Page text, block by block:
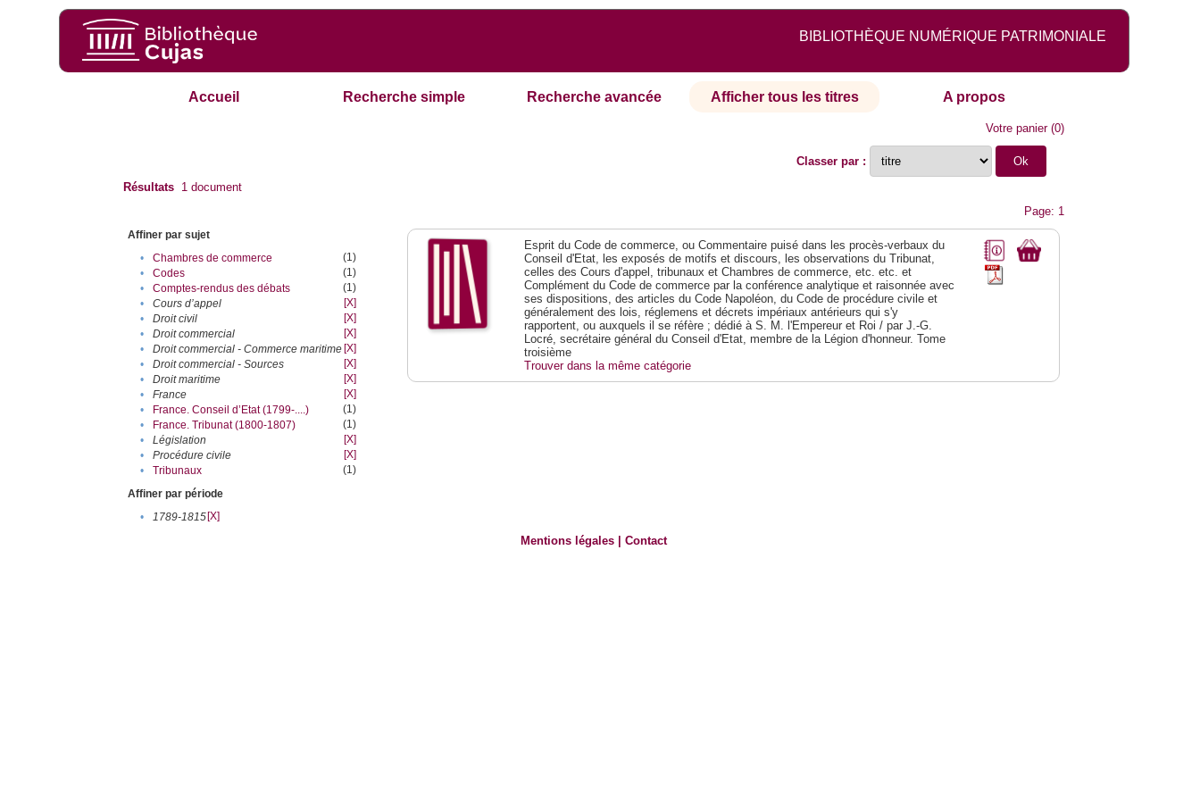
BIBLIOTHÈQUE NUMÉRIQUE PATRIMONIALE
Accueil Recherche simple Recherche avancée Afficher tous les titres A propos
Votre panier(0)
Classer par :
Résultats 1 document
Page: 1
Affiner par sujet
•
Chambres de commerce
(1)
•
Codes
(1)
•
Comptes-rendus des débats
(1)
•
Cours d’appel
[X]
•
Droit civil
[X]
•
Droit commercial
[X]
•
Droit commercial - Commerce maritime [X]
•
Droit commercial - Sources
[X]
•
Droit maritime
[X]
•
France
[X]
•
France. Conseil d’Etat (1799-....)
(1)
•
France. Tribunat (1800-1807)
(1)
•
Législation
[X]
•
Procédure civile
[X]
•
Tribunaux
(1)
Affiner par période
•
1789-1815[X]
Esprit du Code de commerce, ou Commentaire puisé dans les procès-verbaux du
Conseil d'Etat, les exposés de motifs et discours, les observations du Tribunat,
celles des Cours d'appel, tribunaux et Chambres de commerce, etc. etc. et
Complément du Code de commerce par la conférence analytique et raisonnée avec
ses dispositions, des articles du Code Napoléon, du Code de procédure civile et
généralement des lois, réglemens et décrets impériaux antérieurs qui s'y
rapportent, ou auxquels il se réfère ; dédié à S. M. l'Empereur et Roi / par J.-G.
Locré, secrétaire général du Conseil d'Etat, membre de la Légion d'honneur. Tome
troisième
Trouver dans la même catégorie
Mentions légales |Contact